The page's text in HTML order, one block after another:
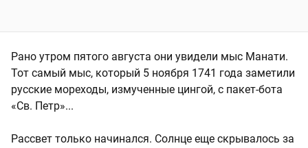
Рано утром пятого августа они увидели мыс Манати.
Тот самый мыс, который 5 ноября 1741 года заметили
русские мореходы, измученные цингой, с пакет-бота
«Св. Петр»...
Рассвет только начинался. Солнце еще скрывалось за